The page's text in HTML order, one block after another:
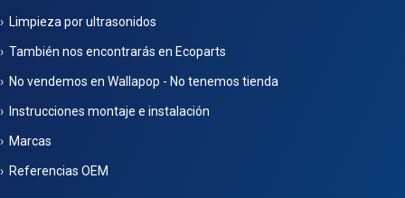
Limpieza por ultrasonidos
También nos encontrarás en Ecoparts
No vendemos en Wallapop - No tenemos tienda
Instrucciones montaje e instalación
Marcas
Referencias OEM